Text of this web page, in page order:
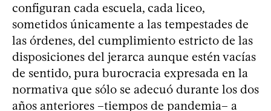
configuran cada escuela, cada liceo,
sometidos únicamente a las tempestades de
las órdenes, del cumplimiento estricto de las
disposiciones del jerarca aunque estén vacías
de sentido, pura burocracia expresada en la
normativa que sólo se adecuó durante los dos
años anteriores –tiempos de pandemia– a